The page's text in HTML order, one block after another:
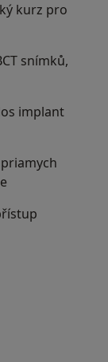
kurz pro
snímků,
implant